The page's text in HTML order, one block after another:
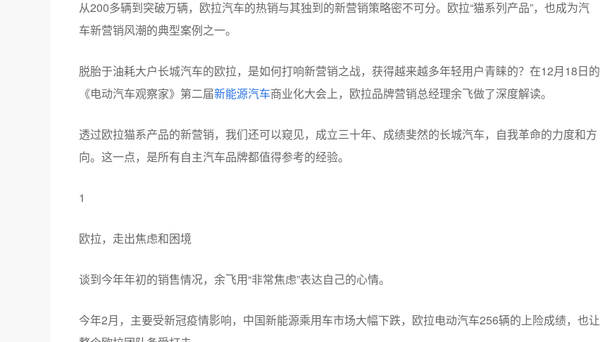
从200多辆到突破万辆，欧拉汽车的热销与其独到的新营销策略密不可分。欧拉“猫系列产品”，也成为汽
车新营销风潮的典型案例之一。
脱胎于油耗大户长城汽车的欧拉，是如何打响新营销之战，获得越来越多年轻用户青睐的？在12月18日的
《电动汽车观察家》第二届新能源汽车商业化大会上，欧拉品牌营销总经理余飞做了深度解读。
透过欧拉猫系产品的新营销，我们还可以窥见，成立三十年、成绩斐然的长城汽车，自我革命的力度和方
向。这一点，是所有自主汽车品牌都值得参考的经验。
1
欧拉，走出焦虑和困境
谈到今年年初的销售情况，余飞用“非常焦虑”表达自己的心情。
今年2月，主要受新冠疫情影响，中国新能源乘用车市场大幅下跌，欧拉电动汽车256辆的上险成绩，也让